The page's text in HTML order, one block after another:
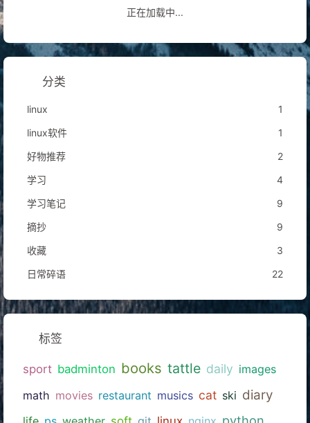
正在加载中...
分类
linux
1
linux软件
1
好物推荐
2
学习
4
学习笔记
9
摘抄
9
收藏
3
日常碎语
22
标签
sport badminton books tattle daily images
math movies restaurant musics cat ski diary